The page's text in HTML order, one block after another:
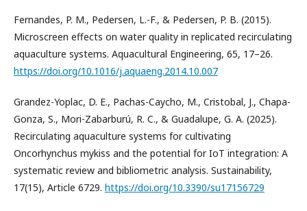
Fernandes, P. M., Pedersen, L.-F., & Pedersen, P. B. (2015).
Microscreen effects on water quality in replicated recirculating
aquaculture systems. Aquacultural Engineering, 65, 17–26.
https://doi.org/10.1016/j.aquaeng.2014.10.007
Grandez-Yoplac, D. E., Pachas-Caycho, M., Cristobal, J., Chapa-
Gonza, S., Mori-Zabarburú, R. C., & Guadalupe, G. A. (2025).
Recirculating aquaculture systems for cultivating
Oncorhynchus mykiss and the potential for IoT integration: A
systematic review and bibliometric analysis. Sustainability,
17(15), Article 6729. https://doi.org/10.3390/su17156729